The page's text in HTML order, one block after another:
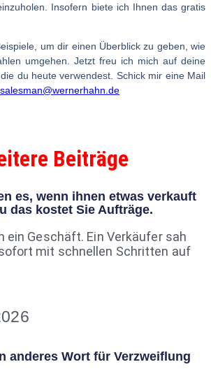
Insofern biete ich Ihnen das gratis
um dir einen Überblick zu geben, wie
umgehen. Jetzt freu ich mich auf deine
du heute verwendest. Schick mir eine Mail
salesman@wernerhahn.de
Beiträge
es, wenn ihnen etwas verkauft
das kostet Sie Aufträge.
ein Geschäft. Ein Verkäufer sah
mit schnellen Schritten auf
anderes Wort für Verzweiflung